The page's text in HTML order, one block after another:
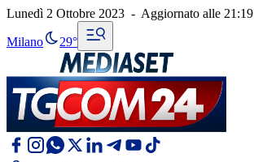
Lunedì 2 Ottobre 2023 - Aggiornato alle 21:19
Milano 29°